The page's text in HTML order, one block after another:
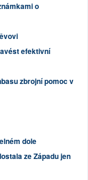
o
efektivní
zbrojní pomoc v
dole
ze Západu jen